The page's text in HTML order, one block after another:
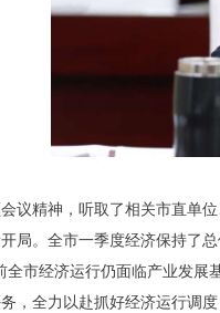
议精神，听取了相关市直单
局。全市一季度经济保持了
全市经济运行仍面临产业发
，全力以赴抓好经济运行调